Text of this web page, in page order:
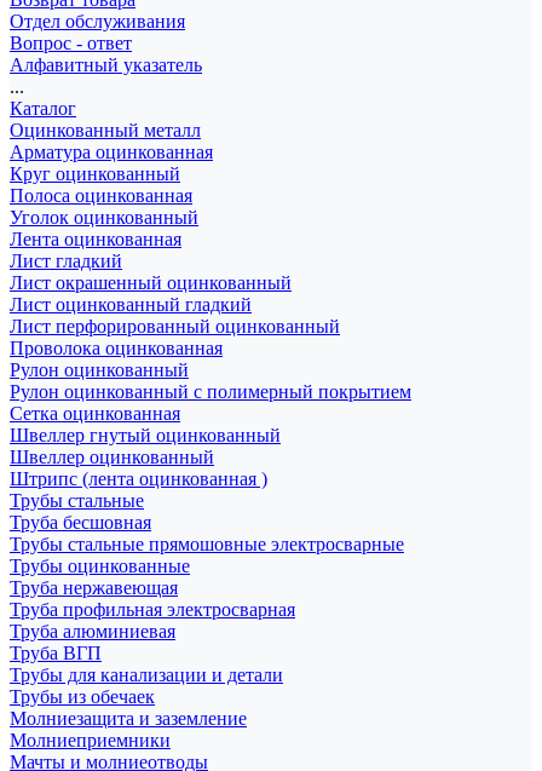
Отдел обслуживания
Вопрос - ответ
Алфавитный указатель
...
Каталог
Оцинкованный металл
Арматура оцинкованная
Круг оцинкованный
Полоса оцинкованная
Уголок оцинкованный
Лента оцинкованная
Лист гладкий
Лист окрашенный оцинкованный
Лист оцинкованный гладкий
Лист перфорированный оцинкованный
Проволока оцинкованная
Рулон оцинкованный
Рулон оцинкованный с полимерный покрытием
Сетка оцинкованная
Швеллер гнутый оцинкованный
Швеллер оцинкованный
Штрипс (лента оцинкованная )
Трубы стальные
Труба бесшовная
Трубы стальные прямошовные электросварные
Трубы оцинкованные
Труба нержавеющая
Труба профильная электросварная
Труба алюминиевая
Труба ВГП
Трубы для канализации и детали
Трубы из обечаек
Молниезащита и заземление
Молниеприемники
Мачты и молниеотводы